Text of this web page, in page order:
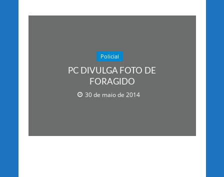
Policial
PC DIVULGA FOTO DE
FORAGIDO
30 de maio de 2014